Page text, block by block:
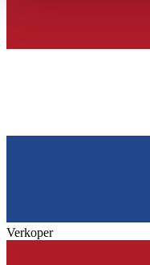
Verkoper